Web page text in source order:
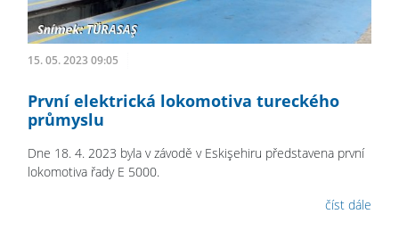
15. 05. 2023 09:05
První elektrická lokomotiva tureckého
průmyslu
Dne 18. 4. 2023 byla v závodě v Eskişehiru představena první
lokomotiva řady E 5000.
číst dále